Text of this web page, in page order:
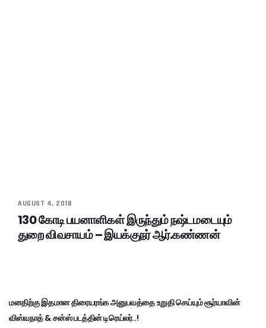
AUGUST 4, 2018
130 கோடி பயனாளிகள் இருந்தும் நஷ்டமடையும்
துறை விவசாயம் – இயக்குநர் ஆர்.கண்ணன்
மனதிற்கு இதமான திரையரங்க அனுபவத்தை உறுதி செய்யும் சூர்யாவின்
விஸ்வநாத் & சன்ஸ் படத்தின் டிரெய்லர்..!